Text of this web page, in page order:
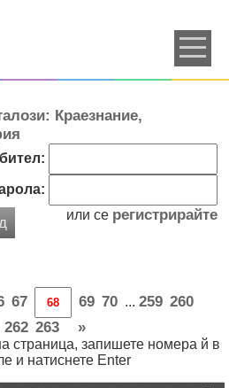
Краезнание,
или се регистрирайте
67 69 70 ... 259 260
262 263 »
страница, запишете номера й в
и натиснете Enter